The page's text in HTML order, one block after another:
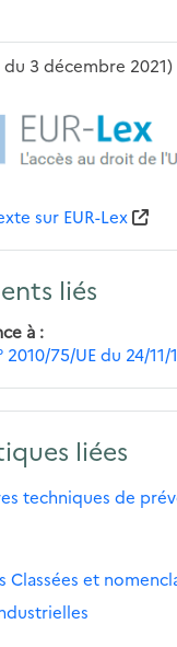
du 3 décembre 2021)
sur EUR-Lex
liés
à
2010/75/UE du 24/11/
liées
techniques de
Classées et